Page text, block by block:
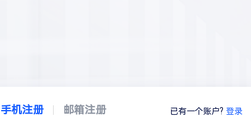
手机注册 邮箱注册 已有一个账户?登录